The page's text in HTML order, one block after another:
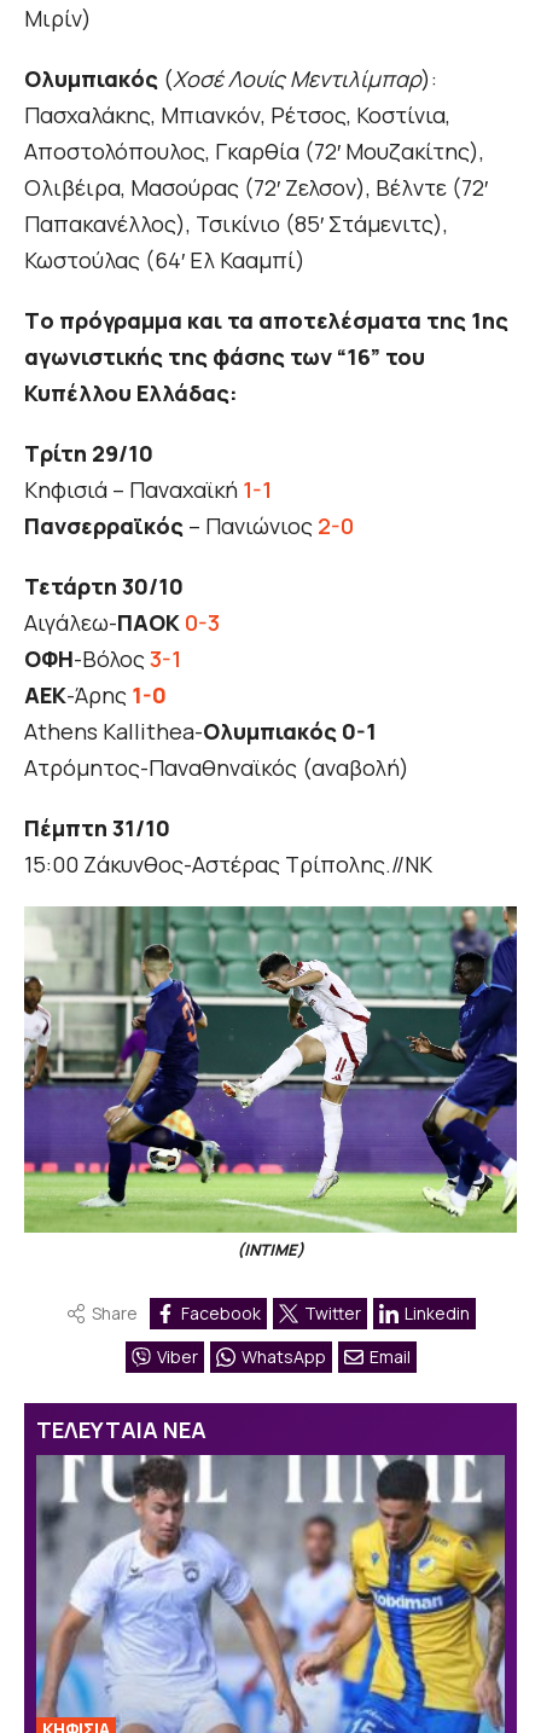
Μιρίν)
Ολυμπιακός (Χοσέ Λουίς Μεντιλίμπαρ):
Πασχαλάκης, Μπιανκόν, Ρέτσος, Κοστίνια,
Αποστολόπουλος, Γκαρθία (72′ Μουζακίτης),
Ολιβέιρα, Μασούρας (72′ Ζελσον), Βέλντε (72′
Παπακανέλλος), Τσικίνιο (85′ Στάμενιτς),
Κωστούλας (64′ Ελ Κααμπί)
Τo πρόγραμμα και τα αποτελέσματα της 1ης
αγωνιστικής της φάσης των “16” του
Κυπέλλου Ελλάδας:
Τρίτη 29/10
Κηφισιά – Παναχαϊκή 1-1
Πανσερραϊκός – Πανιώνιος 2-0
Τετάρτη 30/10
Αιγάλεω-ΠΑΟΚ 0-3
ΟΦΗ-Βόλος3-1
ΑΕΚ-Άρης 1-0
Athens Kallithea-Ολυμπιακός 0-1
Ατρόμητος-Παναθηναϊκός (αναβολή)
Πέμπτη 31/10
15:00 Ζάκυνθος-Aστέρας Τρίπολης.//ΝΚ
(INTIME)
Share Facebook Twitter
Linkedin
Viber
WhatsApp Email
ΤΕΛΕΥΤΑΙΑ ΝΕΑ